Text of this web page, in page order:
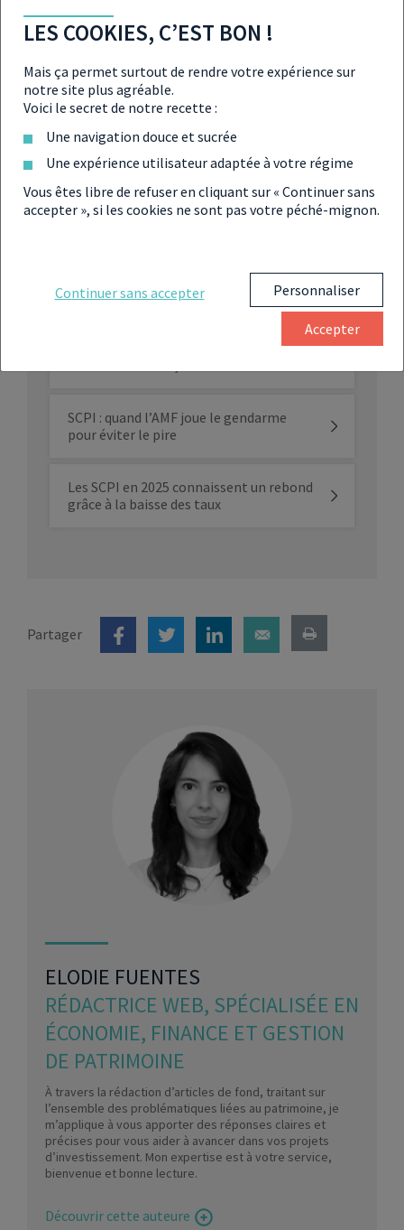
rentabilité des SCPI se confirme
SCPI : la collecte 2021 montre un regain
de confiance dans la pierre-papier
SCPI : peut-on vraiment vous empêcher
de vendre vos parts ?
Baisse des prix de l’immobilier : les SCPI
Ralentissement des SCPI : les prémices
d’un effondrement ?
Dublin : le nouvel eldorado des fonds
SCPI : quand l’AMF joue le gendarme
pour éviter le pire
Les SCPI en 2025 connaissent un rebond
grâce à la baisse des taux
Partager
ELODIE FUENTES
RÉDACTRICE WEB, SPÉCIALISÉE EN
ÉCONOMIE, FINANCE ET GESTION
DE PATRIMOINE
À travers la rédaction d’articles de fond, traitant sur
l’ensemble des problématiques liées au patrimoine, je
m’applique à vous apporter des réponses claires et
précises pour vous aider à avancer dans vos projets
d’investissement. Mon expertise est à votre service,
bienvenue et bonne lecture.
Découvrir cette auteure
LES COOKIES, C’EST BON !
Mais ça permet surtout de rendre votre expérience sur
notre site plus agréable.
Voici le secret de notre recette :
Une navigation douce et sucrée
Une expérience utilisateur adaptée à votre régime
Vous êtes libre de refuser en cliquant sur « Continuer sans
accepter », si les cookies ne sont pas votre péché-mignon.
Continuer sans accepter Personnaliser
Accepter